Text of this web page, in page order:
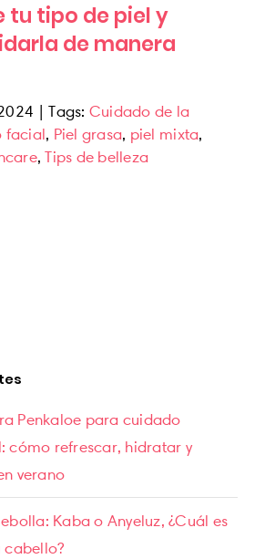
tu tipo de piel y
de manera
| Tags: Cuidado de la
facial, Piel grasa, piel mixta,
,Tips de belleza
Penkaloe para cuidado
cómo refrescar, hidratar y
verano
Kaba o Anyeluz, ¿Cuál es
cabello?